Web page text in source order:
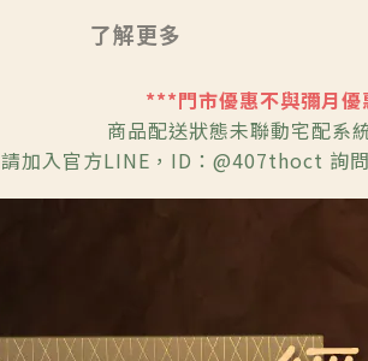
了解更多
***門市優惠不與彌月
商品配送狀態未聯動宅配系
請加入官方LINE，ID：@407thoct 詢